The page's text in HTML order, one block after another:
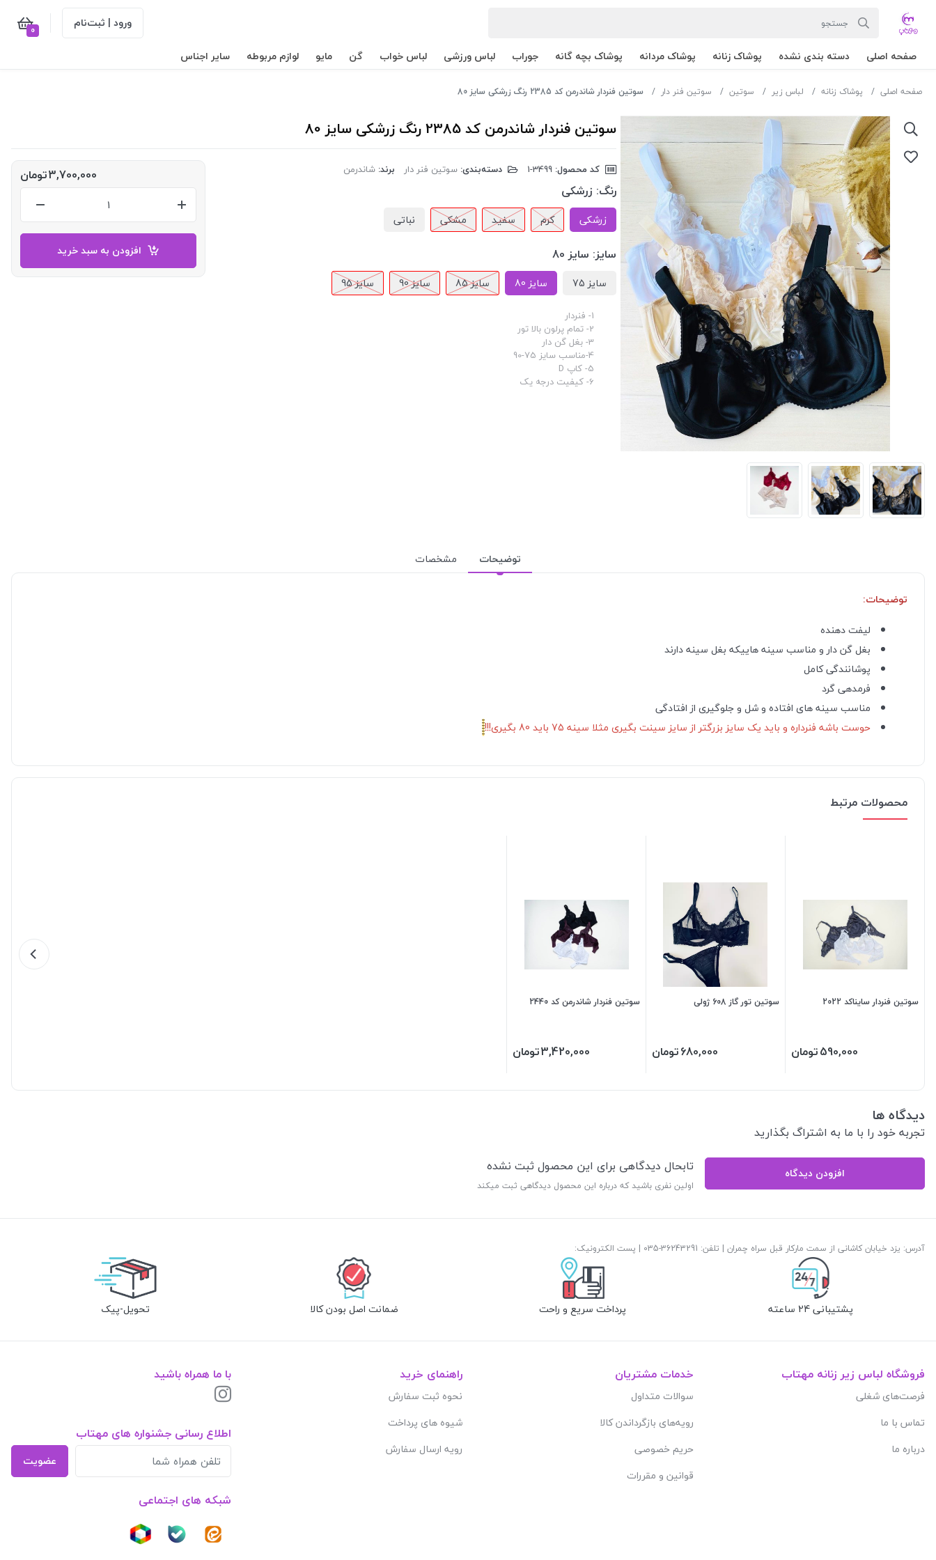
ورود | ثبت‌نام 0
صفحه اصلی دسته بندی نشده پوشاک زنانه پوشاک مردانه پوشاک بچه گانه جوراب لباس ورزشی لباس خواب گن مایو لوازم مربوطه سایر اجناس
صفحه اصلی پوشاک زنانه لباس زیر سوتین سوتین فنر دار سوتین فنردار شاندرمن کد 2385 رنگ زرشکی سایز 80
سوتین فنردار شاندرمن کد 2385 رنگ زرشکی سایز 80
کد محصول: دسته‌بندی: سوتین فنر دار برند: شاندرمن
رنگ: زرشکی
زرشکی کرم سفید مشکی نباتی
سایز: سایز 80
سایز 75 سایز 80 سایز 85 سایز 90 سایز 95
1- فنردار
2- تمام پرلون بالا تور
3- بغل گن دار
4-مناسب سایز 75-90
5- کاپ D
6- کیفیت درجه یک
3,700,000تومان
افزودن به سبد خرید
توضیحات مشخصات
توضیحات:
لیفت دهنده
بغل گن دار و مناسب سینه هاییکه بغل سینه دارند
پوشانندگی کامل
فرمدهی گرد
مناسب سینه های افتاده و شل و جلوگیری از افتادگی
حوست باشه فنرداره و باید یک سایز بزرگتر از سایز سینت بگیری مثلا سینه 75 باید 80 بگیری!!!
محصولات مرتبط
سوتین فنردار سایناکد 2022
590,000تومان
سوتین تور گاز 608 ژولی
680,000تومان
سوتین فنردار شاندرمن کد 2440
3,420,000تومان
دیدگاه ها
تجربه خود را با ما به اشتراگ بگذارید
افزودن دیدگاه تابحال دیدگاهی برای این محصول ثبت نشده
اولین نفری باشید که درباره این محصول دیدگاهی ثبت میکند
آدرس: یزد خیابان کاشانی از سمت مارکار قبل سراه چمران | تلفن: ‎035-36243291 | پست الکترونیک:
پشتیبانی 24 ساعته پرداخت سریع و راحت ضمانت اصل بودن کالا تحویل-پیک
فروشگاه لباس زیر زنانه مهتاب
فرصت‌های شغلی
تماس با ما
درباره ما
خدمات مشتریان
سوالات متداول
رویه‌های بازگرداندن کالا
حریم خصوصی
قوانین و مقررات
راهنمای خرید
نحوه ثبت سفارش
شیوه های پرداخت
رویه ارسال سفارش
با ما همراه باشید
اطلاع رسانی جشنواره های مهتاب
عضویت
شبکه های اجتماعی